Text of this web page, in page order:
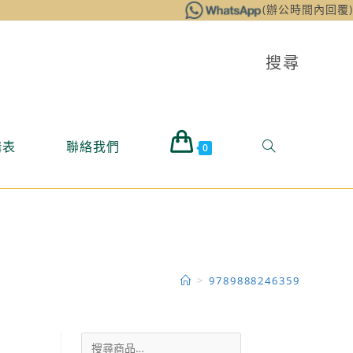
(辦公時間內回覆)
搜尋
聯絡我們 0
> 9789888246359